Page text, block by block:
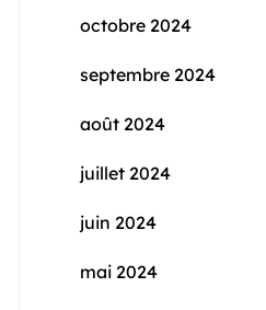
octobre 2024
septembre 2024
août 2024
juillet 2024
juin 2024
mai 2024